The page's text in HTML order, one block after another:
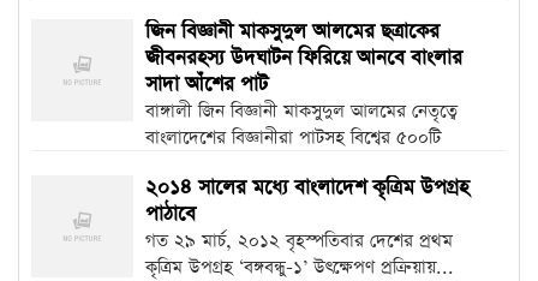
জিন বিজ্ঞানী মাকসুদুল আলমের ছত্রাকের
জীবনরহস্য উদঘাটন ফিরিয়ে আনবে বাংলার
সাদা আঁশের পাট
বাঙ্গালী জিন বিজ্ঞানী মাকসুদুল আলমের নেতৃত্বে
বাংলাদেশের বিজ্ঞানীরা পাটসহ বিশ্বের ৫০০টি
২০১৪ সালের মধ্যে বাংলাদেশ কৃত্রিম উপগ্রহ
পাঠাবে
গত ২৯ মার্চ, ২০১২ বৃহস্পতিবার দেশের প্রথম
কৃত্রিম উপগ্রহ ‘বঙ্গবন্ধু-১’ উৎক্ষেপণ প্রক্রিয়ায়...